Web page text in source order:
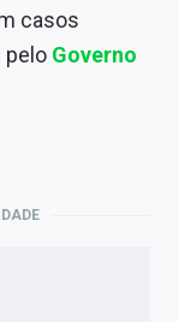
casos
pelo Governo